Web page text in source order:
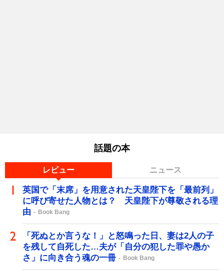
話題の本
レビュー ニュース
英国で「末席」を用意された天皇陛下を「最前列」
に呼び寄せた人物とは？ 天皇陛下が尊敬される理
由
Book Bang
「死ぬとか言うな！」と怒鳴った日、妻は2人の子
を残して自死した…夫が「自分の犯した罪や愚か
さ」に向き合う魂の一冊
Book Bang